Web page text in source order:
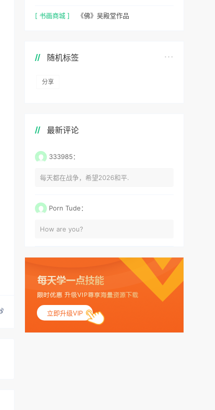
[ 书画商城 ] 《佛》吴殿堂作品
随机标签
分享
最新评论
333985：
每天都在战争，希望2026和平.
Porn Tude：
How are you?
立即升级VIP